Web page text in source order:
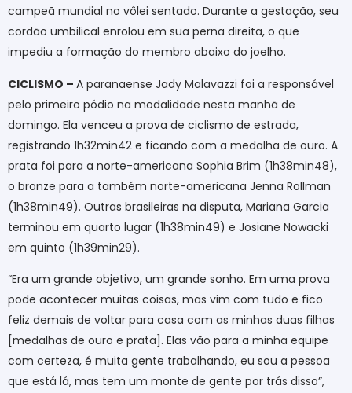
campeã mundial no vôlei sentado. Durante a gestação, seu
cordão umbilical enrolou em sua perna direita, o que
impediu a formação do membro abaixo do joelho.
CICLISMO – A paranaense Jady Malavazzi foi a responsável
pelo primeiro pódio na modalidade nesta manhã de
domingo. Ela venceu a prova de ciclismo de estrada,
registrando 1h32min42 e ficando com a medalha de ouro. A
prata foi para a norte-americana Sophia Brim (1h38min48),
o bronze para a também norte-americana Jenna Rollman
(1h38min49). Outras brasileiras na disputa, Mariana Garcia
terminou em quarto lugar (1h38min49) e Josiane Nowacki
em quinto (1h39min29).
“Era um grande objetivo, um grande sonho. Em uma prova
pode acontecer muitas coisas, mas vim com tudo e fico
feliz demais de voltar para casa com as minhas duas filhas
[medalhas de ouro e prata]. Elas vão para a minha equipe
com certeza, é muita gente trabalhando, eu sou a pessoa
que está lá, mas tem um monte de gente por trás disso”,